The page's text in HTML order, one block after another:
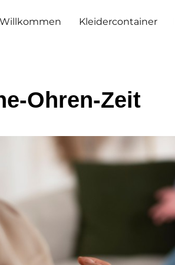
Willkommen Kleidercontainer
Ohren-Zeit